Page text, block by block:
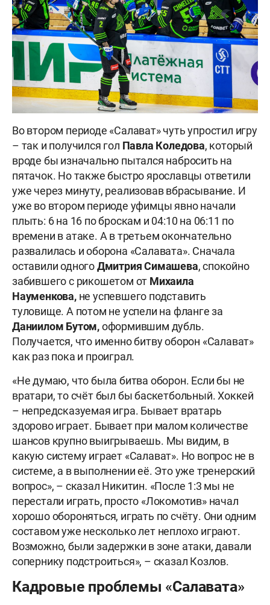
Во втором периоде «Салават» чуть упростил игру
– так и получился гол Павла Коледова, который
вроде бы изначально пытался набросить на
пятачок. Но также быстро ярославцы ответили
уже через минуту, реализовав вбрасывание. И
уже во втором периоде уфимцы явно начали
плыть: 6 на 16 по броскам и 04:10 на 06:11 по
времени в атаке. А в третьем окончательно
развалилась и оборона «Салавата». Сначала
оставили одногоДмитрия Симашева, спокойно
забившего с рикошетом от Михаила
Науменкова, не успевшего подставить
туловище. А потом не успели на фланге за
Даниилом Бутом,оформившим дубль.
Получается, что именно битву оборон «Салават»
как раз пока и проиграл.
«Не думаю, что была битва оборон. Если бы не
вратари, то счёт был бы баскетбольный. Хоккей
– непредсказуемая игра. Бывает вратарь
здорово играет. Бывает при малом количестве
шансов крупно выигрываешь. Мы видим, в
какую систему играет «Салават». Но вопрос не в
системе, а в выполнении её. Это уже тренерский
вопрос», – сказал Никитин. «После 1:3 мы не
перестали играть, просто «Локомотив» начал
хорошо обороняться, играть по счёту. Они одним
составом уже несколько лет неплохо играют.
Возможно, были задержки в зоне атаки, давали
сопернику подстроиться», – сказал Козлов.
Кадровые проблемы «Салавата»